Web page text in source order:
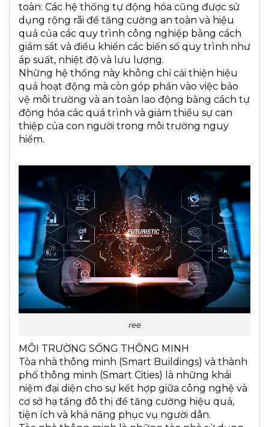
toàn: Các hệ thống tự động hóa cũng được sử
dụng rộng rãi để tăng cường an toàn và hiệu
quả của các quy trình công nghiệp bằng cách
giám sát và điều khiển các biến số quy trình như
áp suất, nhiệt độ và lưu lượng.
Những hệ thống này không chỉ cải thiện hiệu
quả hoạt động mà còn góp phần vào việc bảo
vệ môi trường và an toàn lao động bằng cách tự
động hóa các quá trình và giảm thiểu sự can
thiệp của con người trong môi trường nguy
hiểm.
ree
MÔI TRƯỜNG SỐNG THÔNG MINH
Tòa nhà thông minh (Smart Buildings) và thành
phố thông minh (Smart Cities) là những khái
niệm đại diện cho sự kết hợp giữa công nghệ và
cơ sở hạ tầng đô thị để tăng cường hiệu quả,
tiện ích và khả năng phục vụ người dân.